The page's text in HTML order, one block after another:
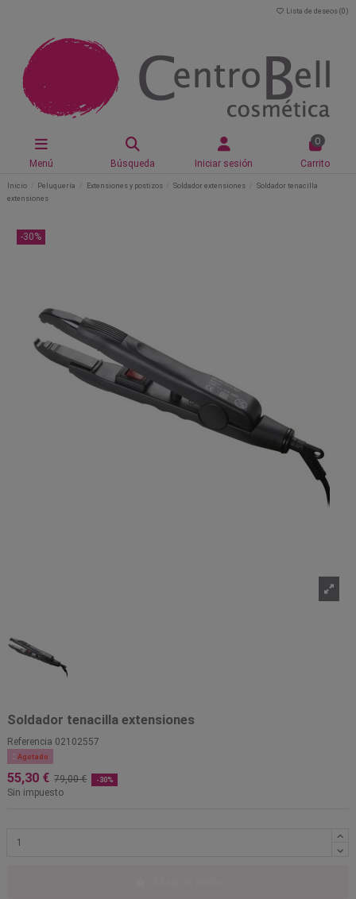
Lista de deseos (0 )
Menú Búsqueda Iniciar sesión
0
Carrito
Inicio Peluquería Extensiones y postizos Soldador extensiones
Soldador tenacilla
extensiones
-30%
Soldador tenacilla extensiones
Referencia 02102557
 Agotado
55,30 € 79,00 € -30%
Sin impuesto